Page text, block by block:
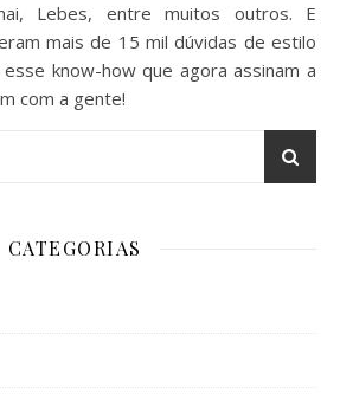
Lebes, entre muitos outros. E
mais de 15 mil dúvidas de estilo
know-how que agora assinam a
com a gente!
CATEGORIAS